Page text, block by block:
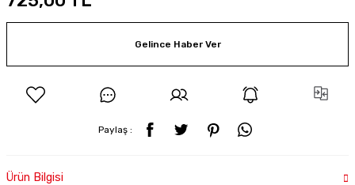
Gelince Haber Ver
Paylaş :
Ürün Bilgisi